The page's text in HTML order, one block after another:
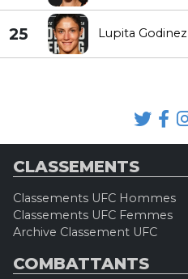
25 Lupita Godinez
CLASSEMENTS
Classements UFC Hommes
Classements UFC Femmes
Archive Classement UFC
COMBATTANTS